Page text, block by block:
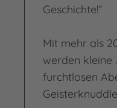
Geschichte!“
Mit mehr als
werden kleine
furchtlosen